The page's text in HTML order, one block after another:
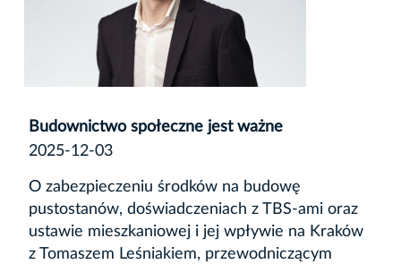
Budownictwo społeczne jest ważne
2025-12-03
O zabezpieczeniu środków na budowę
pustostanów, doświadczeniach z TBS-ami oraz
ustawie mieszkaniowej i jej wpływie na Kraków
z Tomaszem Leśniakiem, przewodniczącym